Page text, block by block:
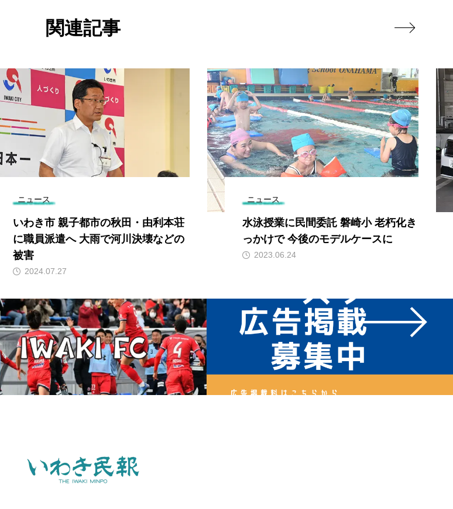
関連記事
ニュース
いわき市 親子都市の秋田・由利本荘
に職員派遣へ 大雨で河川決壊などの
被害
2024.07.27
ニュース
水泳授業に民間委託 磐崎小 老朽化き
っかけで 今後のモデルケースに
2023.06.24
